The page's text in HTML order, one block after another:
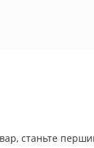
станьте